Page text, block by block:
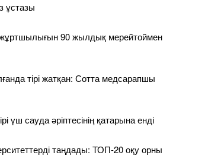
ұстазы
жұртшылығын 90 жылдық мерейтоймен
тірі жатқан: Сотта медсарапшы
үш сауда әріптесінің қатарына енді
таңдады: ТОП-20 оқу орны